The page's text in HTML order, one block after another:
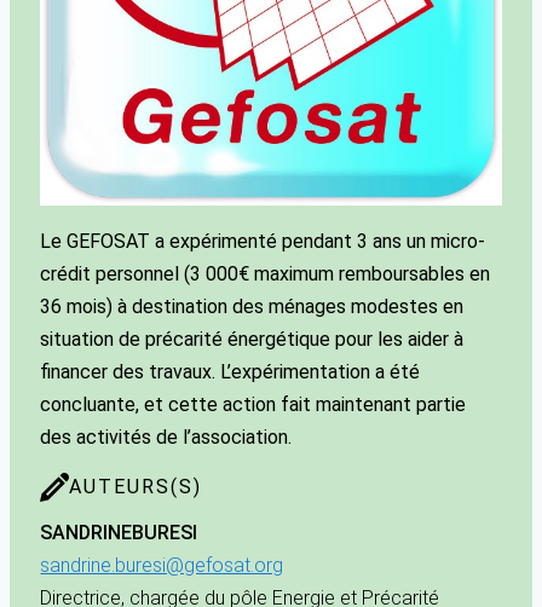
Le GEFOSAT a expérimenté pendant 3 ans un micro-
crédit personnel (3 000€ maximum remboursables en
36 mois) à destination des ménages modestes en
situation de précarité énergétique pour les aider à
financer des travaux. L’expérimentation a été
concluante, et cette action fait maintenant partie
des activités de l’association.
AUTEURS(S)
SANDRINEBURESI
sandrine.buresi@gefosat.org
Directrice, chargée du pôle Energie et Précarité